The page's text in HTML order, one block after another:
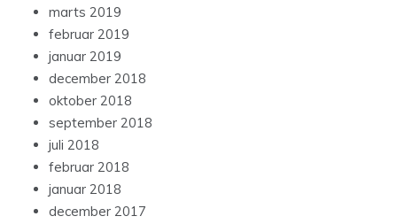
marts 2019
februar 2019
januar 2019
december 2018
oktober 2018
september 2018
juli 2018
februar 2018
januar 2018
december 2017